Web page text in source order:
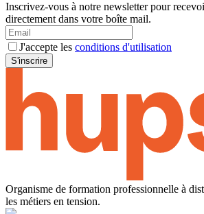
Inscrivez-vous à notre newsletter pour
directement dans votre boîte mail.
J'accepte les conditions d'utilisation
S'inscrire
Organisme de formation professionnelle à
les métiers en tension.